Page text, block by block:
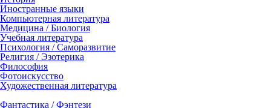
Иностранные языки
Компьютерная литература
Медицина / Биология
Учебная литература
Психология / Саморазвитие
Религия / Эзотерика
Философия
Фотоискусство
Художественная литература
Фантастика / Фэнтези